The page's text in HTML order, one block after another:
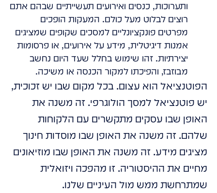
ותערוכות, כנסים ואירועים תעשייתיים שבהם אתם
רוצים לבלוט מעל כולם. המעקות הופכים
מפרטים פונקציונליים למסכים שקופים שמציגים
אמנות דיגיטלית, מידע על אירועים, או פרסומות
יצירתיות. זהו שימוש בחלל שעד היום נחשב
מבוזבז, והפיכתו למקור הכנסה או משיכה.
הפוטנציאל הוא עצום. בכל מקום שבו יש זכוכית,
יש פוטנציאל למסך הולוגרפי. זה משנה את
האופן שבו עסקים מתקשרים עם הלקוחות
שלהם. זה משנה את האופן שבו מוסדות חינוך
מציגים מידע. זה משנה את האופן שבו מוזיאונים
מחיים את ההיסטוריה. זו מהפכה ויזואלית
שמתרחשת ממש מול העיניים שלנו.